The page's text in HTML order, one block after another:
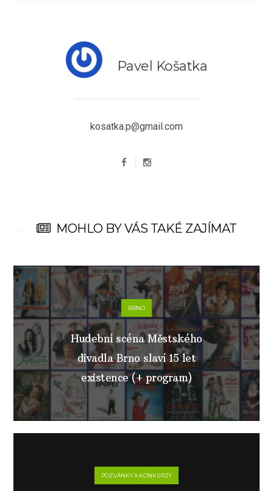
Pavel Košatka
kosatka.p@gmail.com
MOHLO BY VÁS TAKÉ ZAJÍMAT
BRNO
Hudební scéna Městského
divadla Brno slaví 15 let
existence (+ program)
POZVÁNKY A KONKURZY